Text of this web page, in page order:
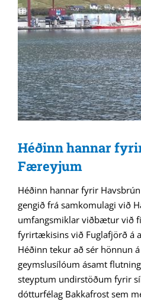
Héðinn hannar
Færeyjum
Héðinn hannar fyrir
gengið frá samkomulagi við
umfangsmiklar viðbætur við
fyrirtækisins við Fuglafjörð á
Héðinn tekur að sér hönnun
geymslusílóum ásamt
steyptum undirstöðum fyrir
dótturfélag Bakkafrost sem